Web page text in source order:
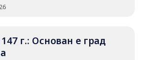
г.: Основан е град